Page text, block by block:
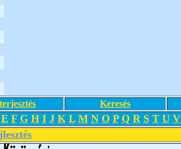
Keresés
E F G H I J K L M N O P Q R S T U V